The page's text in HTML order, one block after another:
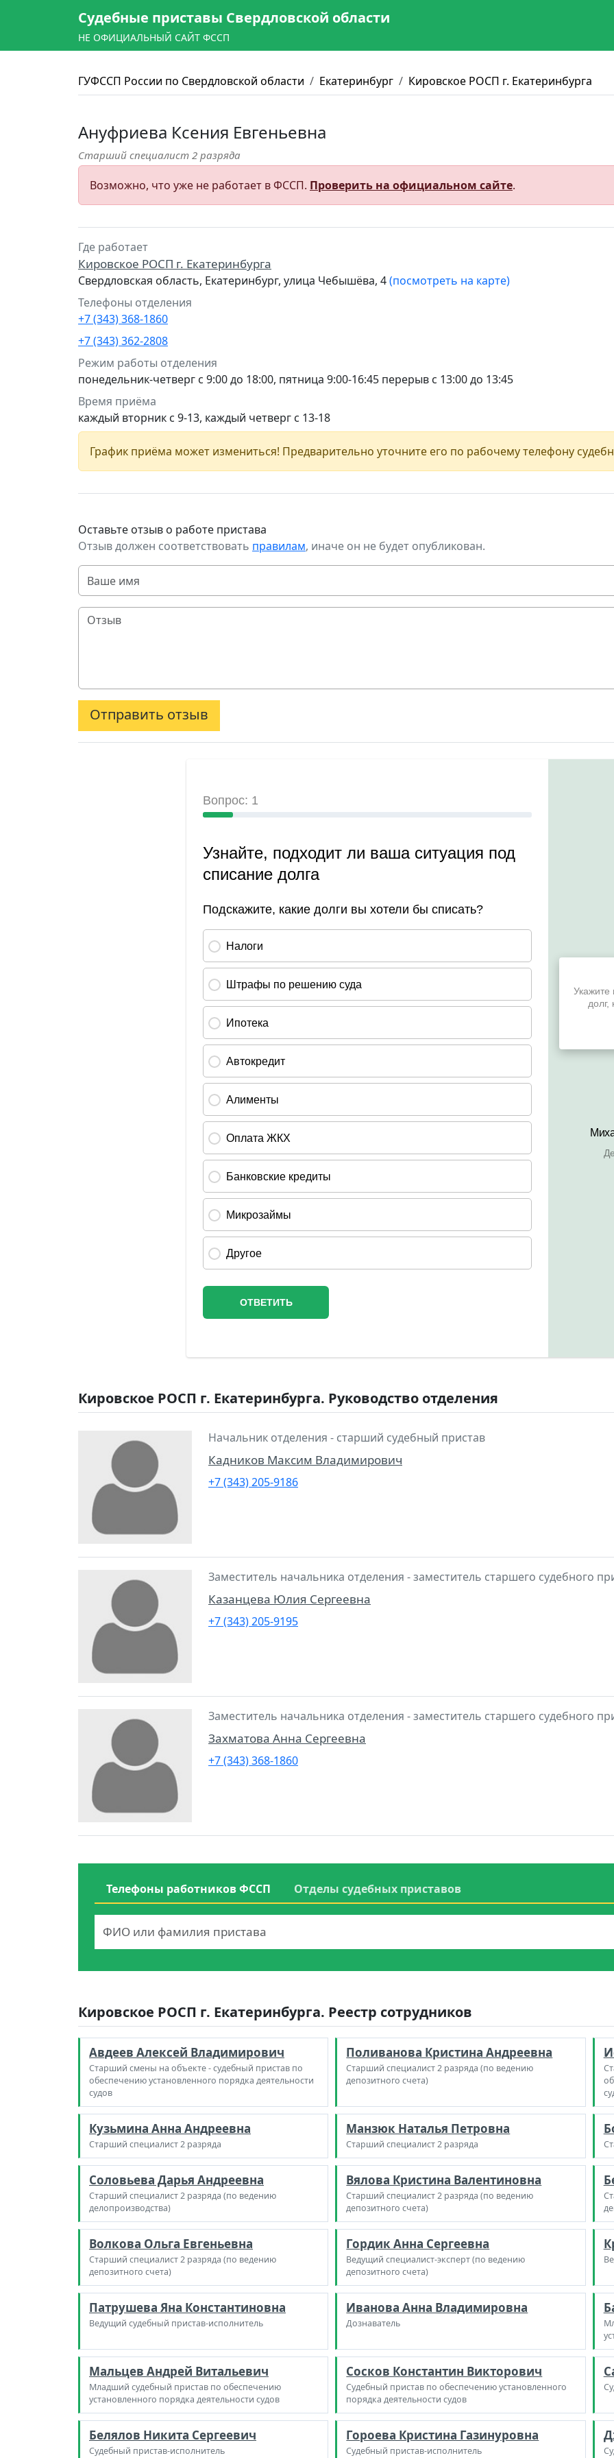
Судебные приставы Свердловской области
НЕ ОФИЦИАЛЬНЫЙ САЙТ ФССП
ГУФССП России по Свердловской области Екатеринбург Кировское РОСП г. Екатеринбурга
Ануфриева Ксения Евгеньевна
Старший специалист 2 разряда
Возможно, что уже не работает в ФССП. Проверить на официальном сайте.
Где работает
Кировское РОСП г. Екатеринбурга
Свердловская область, Екатеринбург, улица Чебышёва, 4(посмотреть на карте)
Телефоны отделения
+7 (343) 368-1860
+7 (343) 362-2808
Режим работы отделения
понедельник-четверг с 9:00 до 18:00, пятница 9:00-16:45 перерыв с 13:00 до 13:45
Время приёма
каждый вторник с 9-13, каждый четверг с 13-18
График приёма может измениться! Предварительно уточните его по рабочему телефону
Оставьте отзыв о работе пристава
Отзыв должен соответствовать правилам, иначе он не будет опубликован.
Отправить отзыв
Кировское РОСП г. Екатеринбурга. Руководство отделения
Начальник отделения - старший судебный пристав
Кадников Максим Владимирович
+7 (343) 205-9186
Заместитель начальника отделения - заместитель старшего судебного
Казанцева Юлия Сергеевна
+7 (343) 205-9195
Заместитель начальника отделения - заместитель старшего судебного
Захматова Анна Сергеевна
+7 (343) 368-1860
Телефоны работников ФССП Отделы судебных приставов
Кировское РОСП г. Екатеринбурга. Реестр сотрудников
Авдеев Алексей Владимирович
Старший смены на объекте - судебный пристав по
обеспечению установленного порядка деятельности
судов
Поливанова Кристина Андреевна
Старший специалист 2 разряда (по ведению
депозитного счета)
Кузьмина Анна Андреевна
Старший специалист 2 разряда
Манзюк Наталья Петровна
Старший специалист 2 разряда
Соловьева Дарья Андреевна
Старший специалист 2 разряда (по ведению
делопроизводства)
Вялова Кристина Валентиновна
Старший специалист 2 разряда (по ведению
депозитного счета)
Волкова Ольга Евгеньевна
Старший специалист 2 разряда (по ведению
депозитного счета)
Гордик Анна Сергеевна
Ведущий специалист-эксперт (по ведению
депозитного счета)
Патрушева Яна Константиновна
Ведущий судебный пристав-исполнитель
Иванова Анна Владимировна
Дознаватель
Мальцев Андрей Витальевич
Младший судебный пристав по обеспечению
установленного порядка деятельности судов
Сосков Константин Викторович
Судебный пристав по обеспечению установленного
порядка деятельности судов
Белялов Никита Сергеевич
Судебный пристав-исполнитель
Гороева Кристина Газинуровна
Судебный пристав-исполнитель